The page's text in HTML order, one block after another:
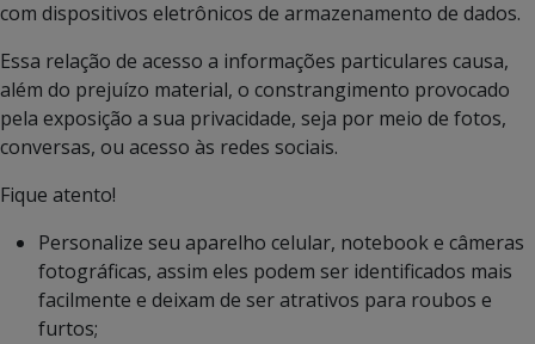
com dispositivos eletrônicos de armazenamento de dados.
Essa relação de acesso a informações particulares causa,
além do prejuízo material, o constrangimento provocado
pela exposição a sua privacidade, seja por meio de fotos,
conversas, ou acesso às redes sociais.
Fique atento!
Personalize seu aparelho celular, notebook e câmeras
fotográficas, assim eles podem ser identificados mais
facilmente e deixam de ser atrativos para roubos e
furtos;